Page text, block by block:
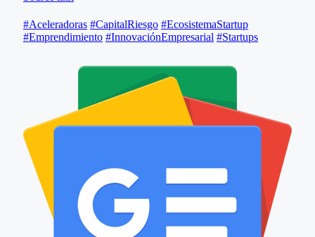
#Aceleradoras #CapitalRiesgo #EcosistemaStartup
#Emprendimiento #InnovaciónEmpresarial #Startups